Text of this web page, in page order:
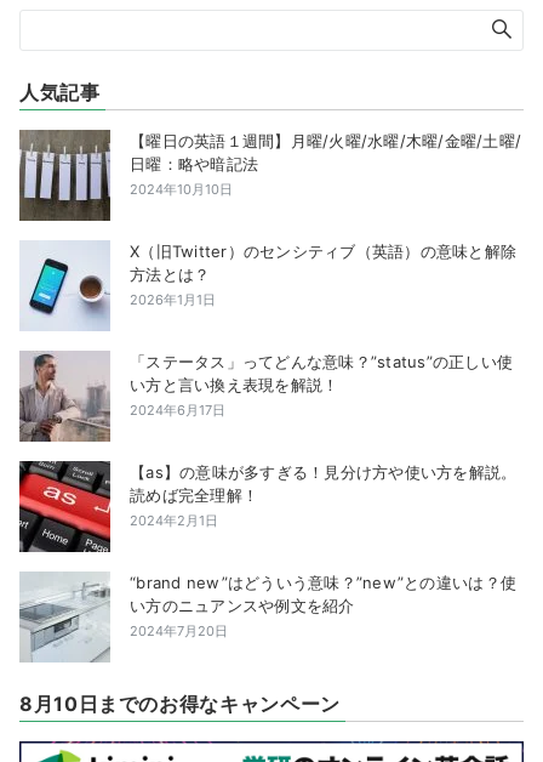
人気記事
【曜日の英語１週間】月曜/火曜/水曜/木曜/金曜/土曜/
日曜：略や暗記法
2024年10月10日
X（旧Twitter）のセンシティブ（英語）の意味と解除
方法とは？
2026年1月1日
「ステータス」ってどんな意味？”status”の正しい使
い方と言い換え表現を解説！
2024年6月17日
【as】の意味が多すぎる！見分け方や使い方を解説。
読めば完全理解！
2024年2月1日
“brand new”はどういう意味？”new”との違いは？使
い方のニュアンスや例文を紹介
2024年7月20日
8月10日までのお得なキャンペーン